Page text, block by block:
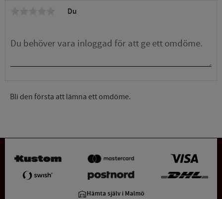
Du
Bli den första att lämna ett omdöme.
Hämta själv i Malmö